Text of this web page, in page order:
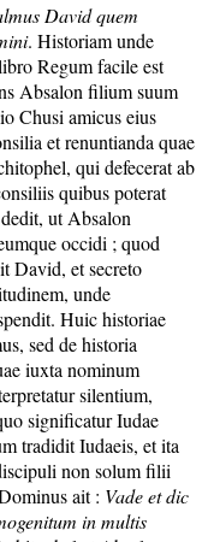
David quem
. Historiam unde
Regum facile est
Absalon filium suum
Chusi amicus eius
et renuntianda quae
qui defecerat ab
quibus poterat
ut Absalon
occidi ; quod
David, et secreto
unde
Huic historiae
sed de historia
iuxta nominum
silentium,
significatur Iudae
tradidit Iudaeis, et ita
non solum filii
ait : Vade et dic
in multis